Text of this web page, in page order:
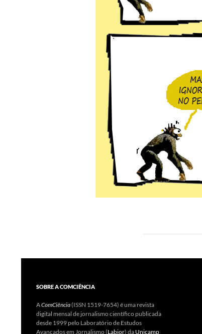
SOBRE A COMCIÊNCIA
AComCiência(ISSN 1519-7654) é uma revista
digital mensal de jornalismo científico publicada
desde 1999 pelo Laboratório de Estudos
Avançados em Jornalismo (Labjor) da Unicamp